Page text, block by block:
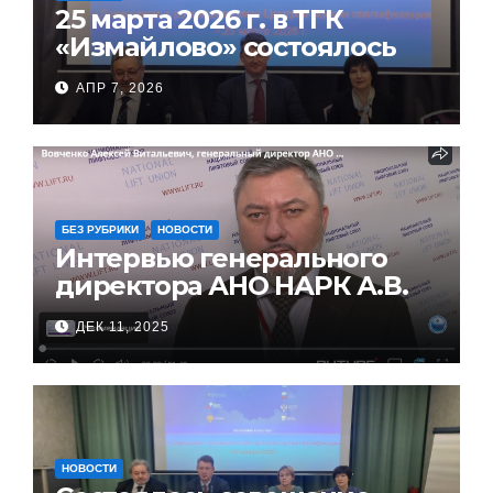
25 марта 2026 г. в ТГК
«Измайлово» состоялось
совещание руководителей
ЦОК
АПР 7, 2026
БЕЗ РУБРИКИ НОВОСТИ
Интервью генерального
директора АНО НАРК А.В.
Вовченко на XVIII
Всероссийской
конференции работников
лифтового комплекса
ДЕК 11, 2025
НОВОСТИ